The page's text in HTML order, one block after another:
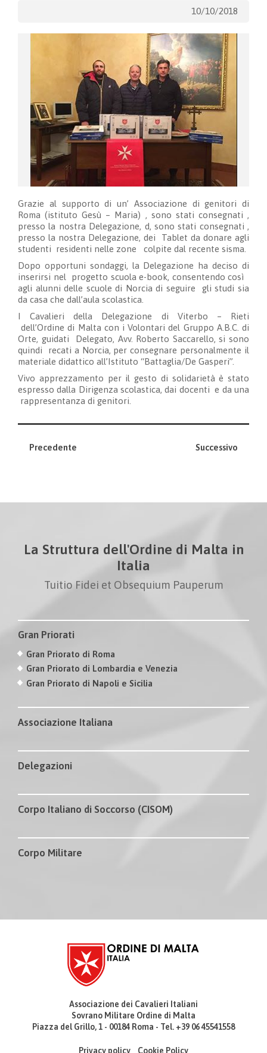
10/10/2018
Grazie al supporto di un’ Associazione di genitori di
Roma (istituto Gesù – Maria) , sono stati consegnati ,
presso la nostra Delegazione, d, sono stati consegnati ,
presso la nostra Delegazione, dei Tablet da donare agli
studenti residenti nelle zone colpite dal recente sisma.
Dopo opportuni sondaggi, la Delegazione ha deciso di
inserirsi nel progetto scuola e-book, consentendo così
agli alunni delle scuole di Norcia di seguire gli studi sia
da casa che dall’aula scolastica.
I Cavalieri della Delegazione di Viterbo – Rieti
dell’Ordine di Malta con i Volontari del Gruppo A.B.C. di
Orte, guidati Delegato, Avv. Roberto Saccarello, si sono
quindi recati a Norcia, per consegnare personalmente il
materiale didattico all’Istituto “Battaglia/De Gasperi”.
Vivo apprezzamento per il gesto di solidarietà è stato
espresso dalla Dirigenza scolastica, dai docenti e da una
rappresentanza di genitori.
Precedente Successivo
La Struttura dell'Ordine di Malta in
Italia
Tuitio Fidei et Obsequium Pauperum
Gran Priorati
Gran Priorato di Roma
Gran Priorato di Lombardia e Venezia
Gran Priorato di Napoli e Sicilia
Associazione Italiana
Delegazioni
Corpo Italiano di Soccorso (CISOM)
Corpo Militare
Associazione dei Cavalieri Italiani
Sovrano Militare Ordine di Malta
Piazza del Grillo, 1 - 00184 Roma - Tel. +39 06 45541558
Privacy policy Cookie Policy